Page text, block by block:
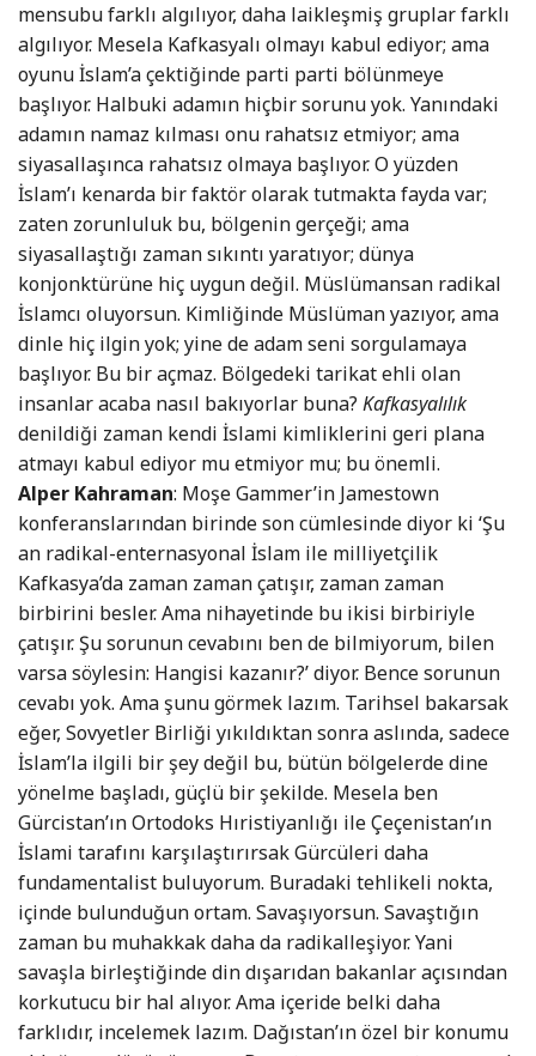
mensubu farklı algılıyor, daha laikleşmiş gruplar farklı
algılıyor. Mesela Kafkasyalı olmayı kabul ediyor; ama
oyunu İslam’a çektiğinde parti parti bölünmeye
başlıyor. Halbuki adamın hiçbir sorunu yok. Yanındaki
adamın namaz kılması onu rahatsız etmiyor; ama
siyasallaşınca rahatsız olmaya başlıyor. O yüzden
İslam’ı kenarda bir faktör olarak tutmakta fayda var;
zaten zorunluluk bu, bölgenin gerçeği; ama
siyasallaştığı zaman sıkıntı yaratıyor; dünya
konjonktürüne hiç uygun değil. Müslümansan radikal
İslamcı oluyorsun. Kimliğinde Müslüman yazıyor, ama
dinle hiç ilgin yok; yine de adam seni sorgulamaya
başlıyor. Bu bir açmaz. Bölgedeki tarikat ehli olan
insanlar acaba nasıl bakıyorlar buna? Kafkasyalılık
denildiği zaman kendi İslami kimliklerini geri plana
atmayı kabul ediyor mu etmiyor mu; bu önemli.
Alper Kahraman: Moşe Gammer’in Jamestown
konferanslarından birinde son cümlesinde diyor ki ‘Şu
an radikal-enternasyonal İslam ile milliyetçilik
Kafkasya’da zaman zaman çatışır, zaman zaman
birbirini besler. Ama nihayetinde bu ikisi birbiriyle
çatışır. Şu sorunun cevabını ben de bilmiyorum, bilen
varsa söylesin: Hangisi kazanır?’ diyor. Bence sorunun
cevabı yok. Ama şunu görmek lazım. Tarihsel bakarsak
eğer, Sovyetler Birliği yıkıldıktan sonra aslında, sadece
İslam’la ilgili bir şey değil bu, bütün bölgelerde dine
yönelme başladı, güçlü bir şekilde. Mesela ben
Gürcistan’ın Ortodoks Hıristiyanlığı ile Çeçenistan’ın
İslami tarafını karşılaştırırsak Gürcüleri daha
fundamentalist buluyorum. Buradaki tehlikeli nokta,
içinde bulunduğun ortam. Savaşıyorsun. Savaştığın
zaman bu muhakkak daha da radikalleşiyor. Yani
savaşla birleştiğinde din dışarıdan bakanlar açısından
korkutucu bir hal alıyor. Ama içeride belki daha
farklıdır, incelemek lazım. Dağıstan’ın özel bir konumu